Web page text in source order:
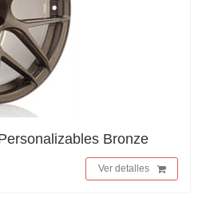
Bronze
Ver detalles